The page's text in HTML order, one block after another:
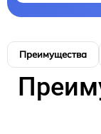
Преимущества